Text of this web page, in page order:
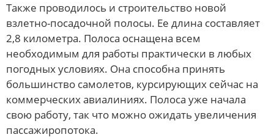
Также проводилось и строительство новой
взлетно-посадочной полосы. Ее длина составляет
2,8 километра. Полоса оснащена всем
необходимым для работы практически в любых
погодных условиях. Она способна принять
большинство самолетов, курсирующих сейчас на
коммерческих авиалиниях. Полоса уже начала
свою работу, так что можно ожидать увеличения
пассажиропотока.